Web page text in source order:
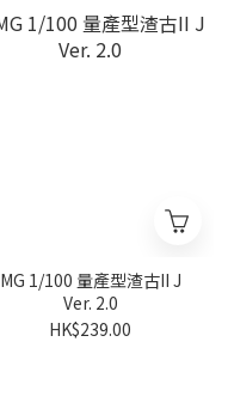
MG 1/100 量產型渣古II J
Ver. 2.0
HK$239.00